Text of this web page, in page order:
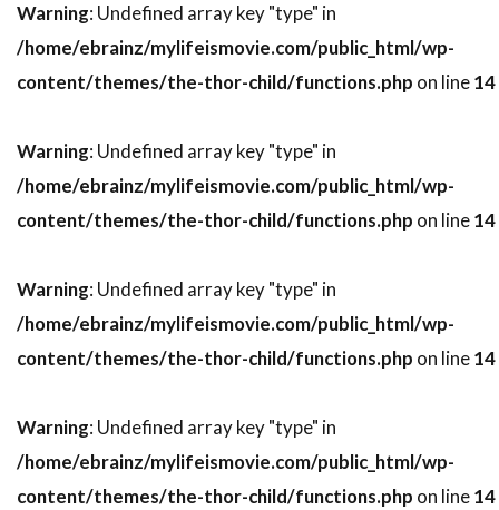
スティーヴン・コンラッド
スティーヴン・ザイリアン
スティーヴン・シフ
スティーヴン・トボロウスキー
スティーヴン・バウアー
スティーヴン・バーコフ
スティーヴン・プリンス
スティーヴン・マークス
スティーヴン・ミリオン
Warning: Undefined array key "type" in
/home/ebrainz/mylifeismovie.com/public_html/wp-
content/themes/the-thor-child/functions.php on line14
Warning: Undefined array key "type" in
/home/ebrainz/mylifeismovie.com/public_html/wp-
content/themes/the-thor-child/functions.php on line14
Warning: Undefined array key "type" in
/home/ebrainz/mylifeismovie.com/public_html/wp-
content/themes/the-thor-child/functions.php on line14
Warning: Undefined array key "type" in
/home/ebrainz/mylifeismovie.com/public_html/wp-
content/themes/the-thor-child/functions.php on line14